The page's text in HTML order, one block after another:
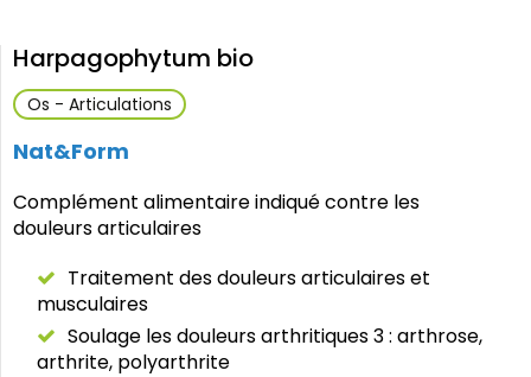
Harpagophytum bio
Os - Articulations
Nat&Form
Complément alimentaire indiqué contre les
douleurs articulaires
Traitement des douleurs articulaires et
musculaires
Soulage les douleurs arthritiques 3 : arthrose,
arthrite, polyarthrite